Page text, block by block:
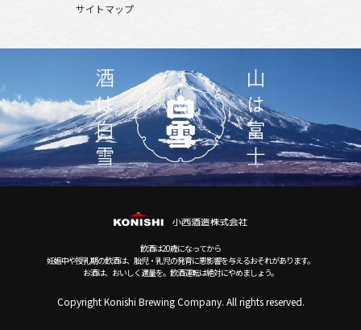
サイトマップ
飲酒は20歳になってから
妊娠中や授乳期の飲酒は、胎児・乳児の発育に悪影響を与えるおそれがあります。
お酒は、おいしく適量を。飲酒運転は絶対にやめましょう。
Copyright Konishi Brewing Company. All rights reserved.